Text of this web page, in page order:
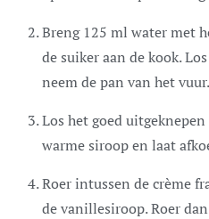
Breng 125 ml water met
de suiker aan de kook.
neem de pan van het vuur.
Los het goed
warme siroop en laat
Roer intussen de crème
de vanillesiroop. Roer